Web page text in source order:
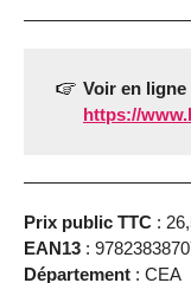
Voir en ligne
https://
Prix public TTC :
EAN13 :
Département : CEA